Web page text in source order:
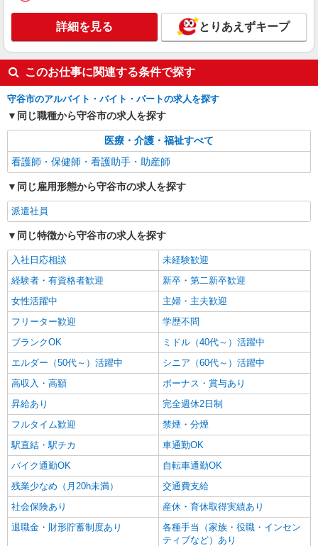
時給1600円〜2250円 ＜日払い有/週払い有/交
通費全支給(ガソリン代含む)＞
守谷市
キープ 詳細を見る
派遣社員
株式会社kotrio /●SI-H-2024253
≪守谷駅≫年齢不問！０からスタートでも活躍
できる看護助手♪
時給1600円〜2250円 ＜日払い有/週払い有/交
通費全支給(ガソリン代含む)＞
キープ
派遣社員
日研トータルソーシング株式会社 メディカルケア事業部/柏オフィス
【看護助手】
看護助手（病院）
時給1,280円〜
茨城県守谷市
詳細を見る
詳細を見る とりあえずキープ
このお仕事に関連する条件で探す
守谷市のアルバイト・バイト・パートの求人を探す
同じ職種から守谷市の求人を探す
医療・介護・福祉すべて
看護師・保健師・看護助手・助産師
同じ雇用形態から守谷市の求人を探す
派遣社員
同じ特徴から守谷市の求人を探す
入社日応相談
未経験歓迎
経験者・有資格者歓迎
新卒・第二新卒歓迎
女性活躍中
主婦・主夫歓迎
フリーター歓迎
学歴不問
ブランクOK
ミドル（40代～）活躍中
エルダー（50代～）活躍中
シニア（60代～）活躍中
高収入・高額
ボーナス・賞与あり
昇給あり
完全週休2日制
フルタイム歓迎
禁煙・分煙
駅直結・駅チカ
車通勤OK
バイク通勤OK
自転車通勤OK
残業少なめ（月20h未満）
交通費支給
社会保険あり
産休・育休取得実績あり
退職金・財形貯蓄制度あり
各種手当（家族・役職・インセン
ティブなど）あり